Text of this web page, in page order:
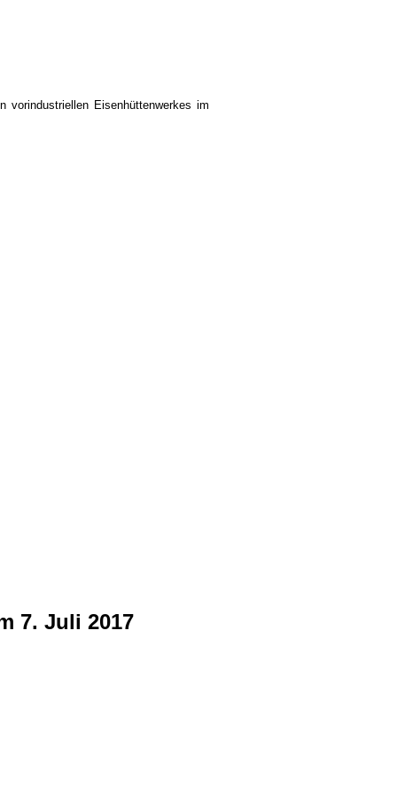
Eisenhüttenwerkes im
7. Juli 2017